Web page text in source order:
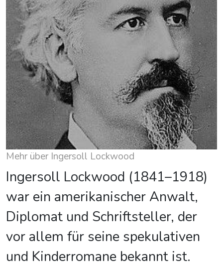
Mehr über Ingersoll Lockwood
Ingersoll Lockwood (1841–1918)
war ein amerikanischer Anwalt,
Diplomat und Schriftsteller, der
vor allem für seine spekulativen
und Kinderromane bekannt ist.